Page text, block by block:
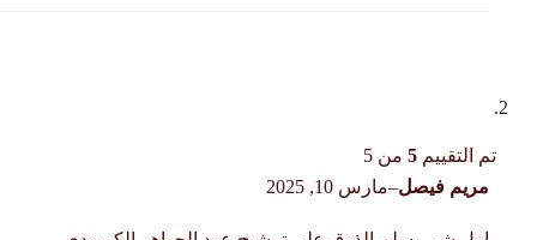
تم التقييم 5من 5
مريم فيصل–مارس 10, 2025